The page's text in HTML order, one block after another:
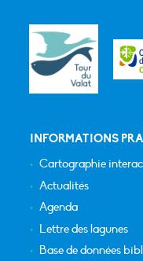
INFORMATIONS
Cartographie
Actualités
Agenda
Lettre des lagunes
Base de données